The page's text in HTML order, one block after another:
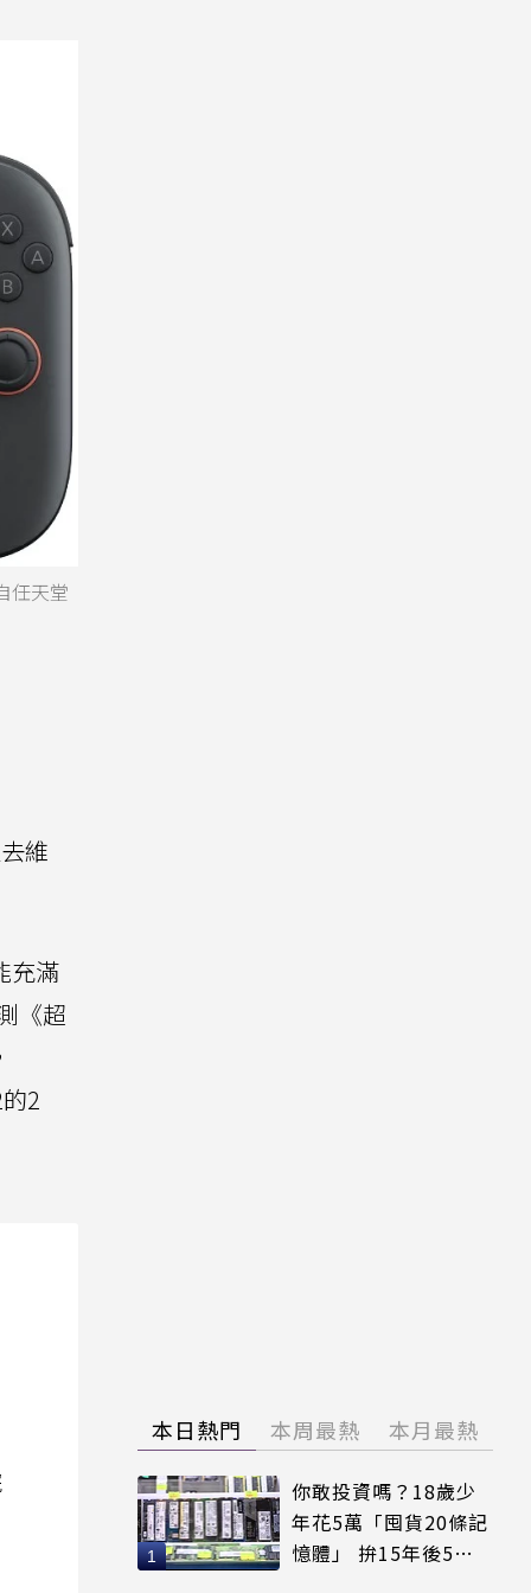
任天堂
維
充滿
《超
2
本日熱門 本周最熱 本月最熱
你敢投資嗎？18歲少
年花5萬「囤貨20條記
憶體」 拚15年後5倍